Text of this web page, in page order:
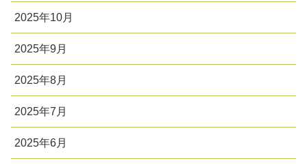
2025年10月
2025年9月
2025年8月
2025年7月
2025年6月